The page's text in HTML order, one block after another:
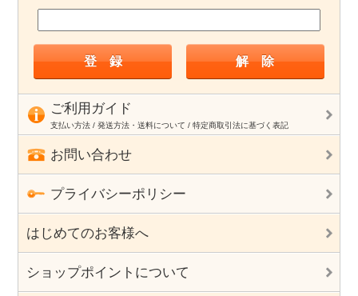
ご利用ガイド
支払い方法 / 発送方法・送料について / 特定商取引法に基づく表記
お問い合わせ
プライバシーポリシー
はじめてのお客様へ
ショップポイントについて